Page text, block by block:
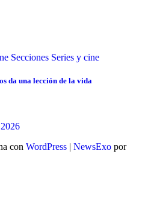
Secciones Series y cine
da una lección de la vida
con WordPress | NewsExo por